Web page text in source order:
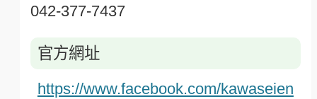
042-377-7437
官方網址
https://www.facebook.com/kawaseien